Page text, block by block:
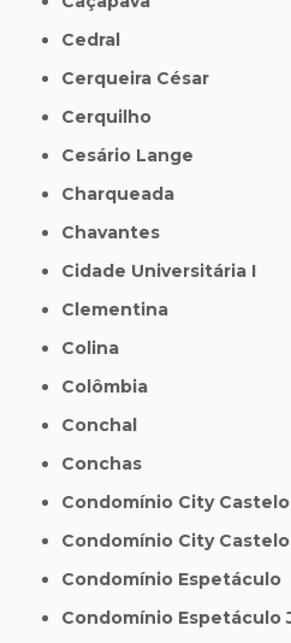
Cedral
Cerqueira César
Cerquilho
Cesário Lange
Charqueada
Chavantes
Cidade Universitária I
Clementina
Colina
Colômbia
Conchal
Conchas
Condomínio City Castelo
Condomínio City
Condomínio Espetáculo
Condomínio